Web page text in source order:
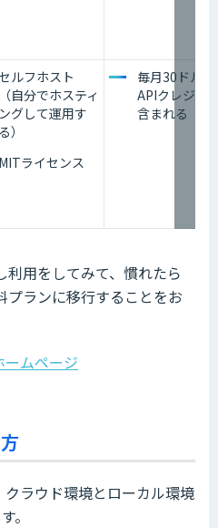
ルフホスト
（自分でホスティ
ングして運用す
る）
MITライセンス
毎月30ドル
APIクレジッ
含まれる
用をしてみて、慣れたら
ランに移行することをお
ムページ
ラウド環境とローカル環境
。